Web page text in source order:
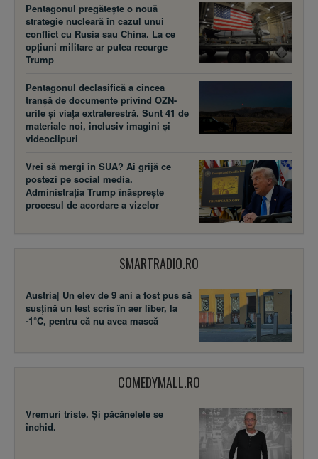
Pentagonul pregătește o nouă
strategie nucleară în cazul unui
conflict cu Rusia sau China. La ce
opțiuni militare ar putea recurge
Trump
Pentagonul declasifică a cincea
tranșă de documente privind OZN-
urile și viața extraterestră. Sunt 41 de
materiale noi, inclusiv imagini și
videoclipuri
Vrei să mergi în SUA? Ai grijă ce
postezi pe social media.
Administrația Trump înăsprește
procesul de acordare a vizelor
SMARTRADIO.RO
Austria| Un elev de 9 ani a fost pus să
susţină un test scris în aer liber, la
-1°C, pentru că nu avea mască
COMEDYMALL.RO
Vremuri triste. Şi păcănelele se
închid.